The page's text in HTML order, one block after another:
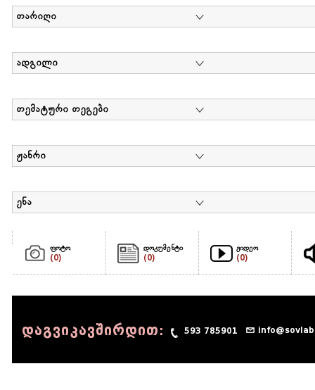
თარიღი
ადგილი
თემატური თეგები
ჟანრი
ენა
ფოტო
(0)
დოკუმენტი
(0)
ვიდეო
(0)
დაგვიკავშირდით: 593 785901